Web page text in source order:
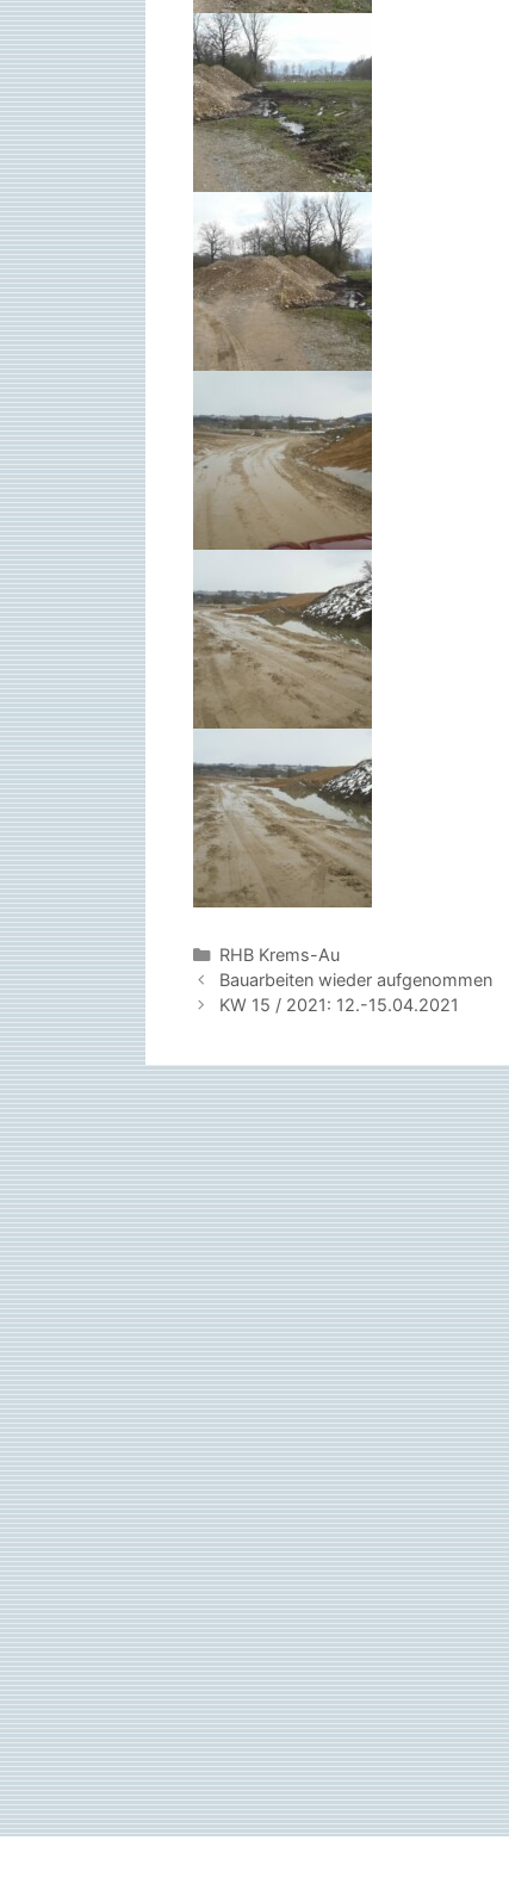
Kategorien
RHB Krems-Au
Bauarbeiten wieder aufgenommen
KW 15 / 2021: 12.-15.04.2021